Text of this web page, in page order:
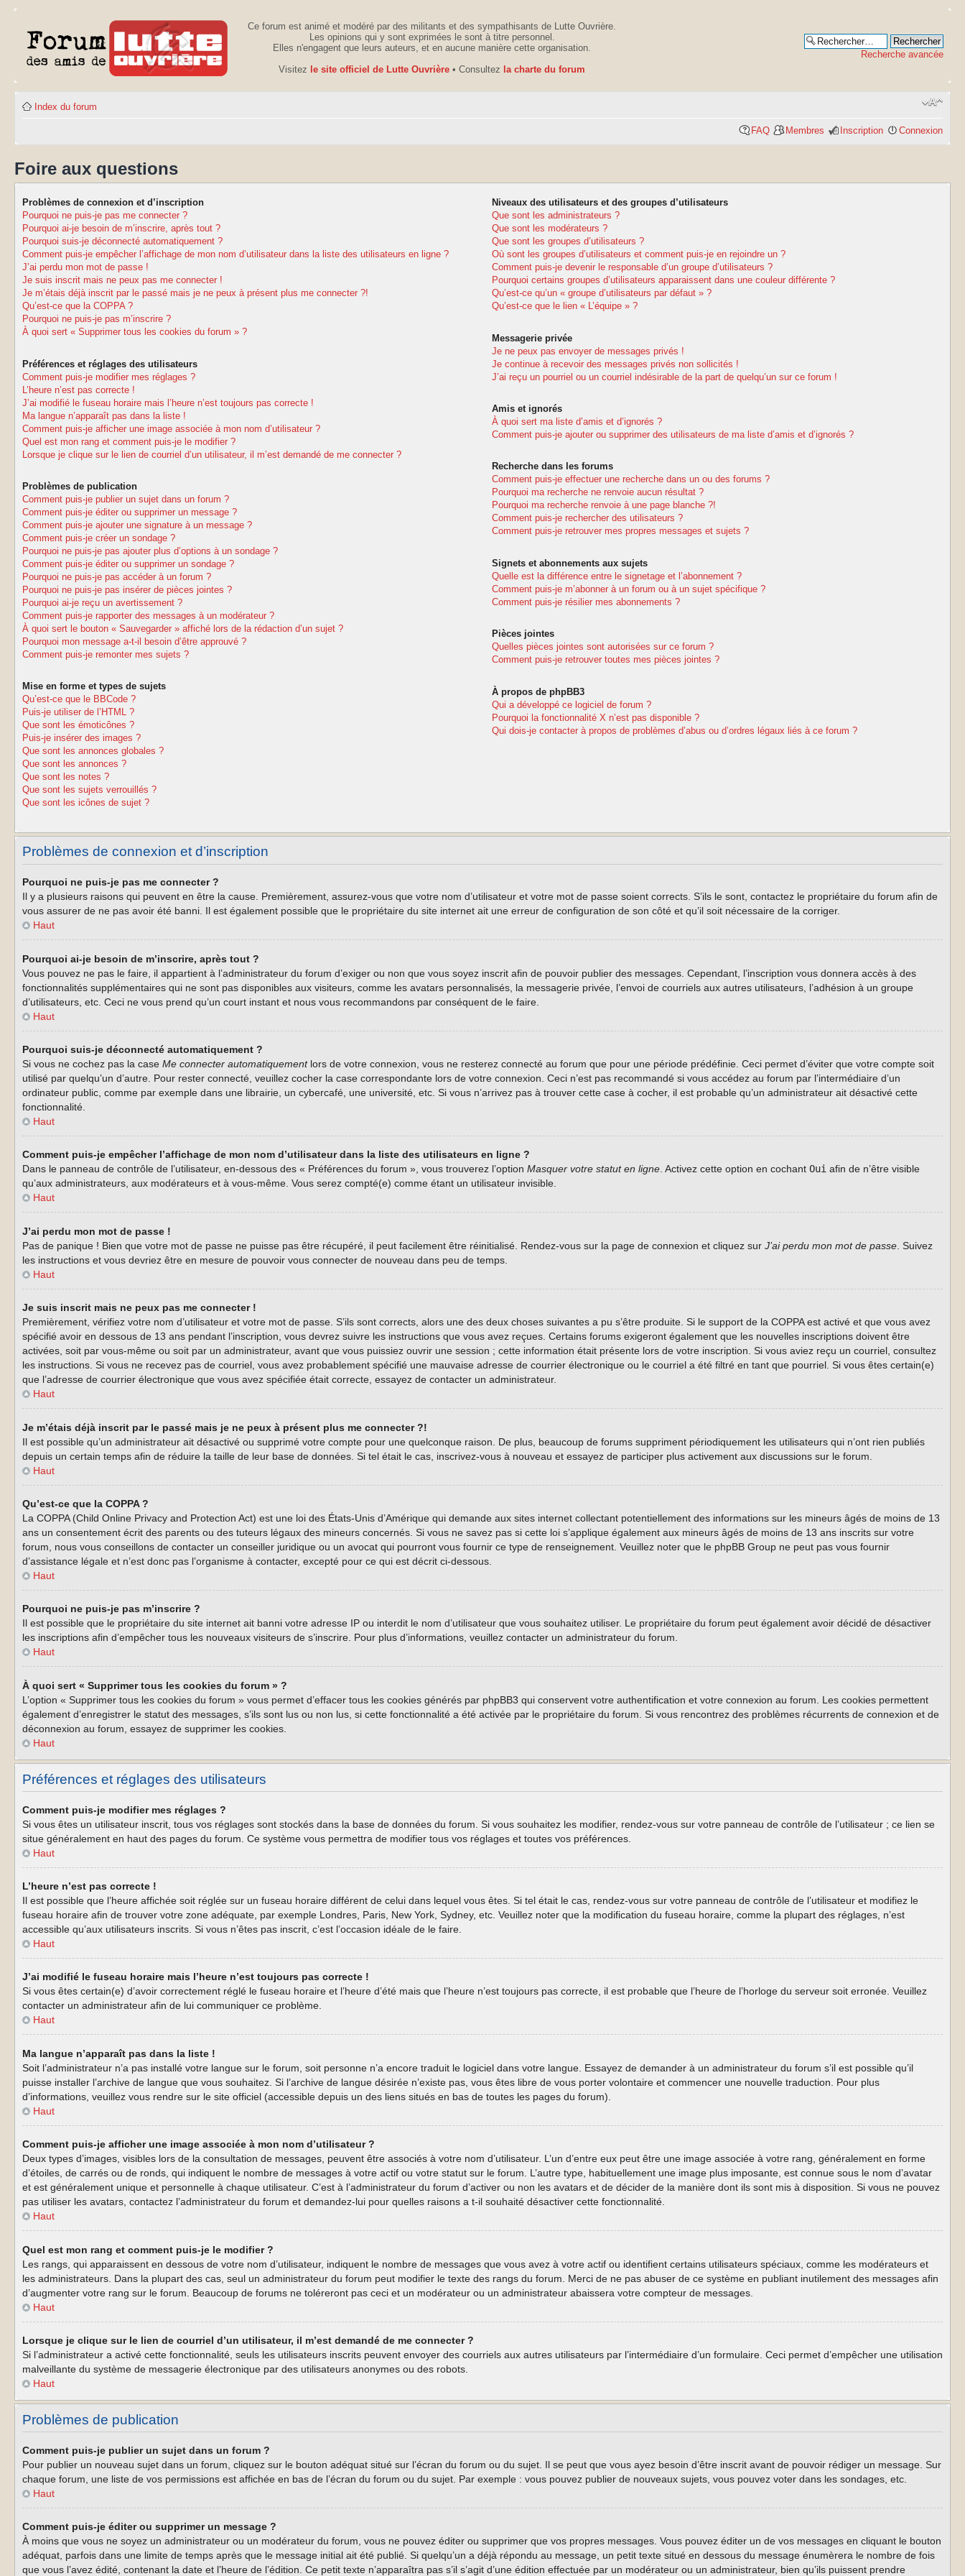
Ce forum est animé et modéré par des militants et des sympathisants de Lutte Ouvrière.
Les opinions qui y sont exprimées le sont à titre personnel.
Elles n'engagent que leurs auteurs, et en aucune manière cette organisation.
Visitez le site officiel de Lutte Ouvrière • Consultez la charte du forum
Recherche avancée
Index du forum
FAQ Membres Inscription Connexion
Foire aux questions
Problèmes de connexion et d’inscription
Pourquoi ne puis-je pas me connecter ?
Pourquoi ai-je besoin de m’inscrire, après tout ?
Pourquoi suis-je déconnecté automatiquement ?
Comment puis-je empêcher l’affichage de mon nom d’utilisateur dans la liste des utilisateurs en ligne ?
J’ai perdu mon mot de passe !
Je suis inscrit mais ne peux pas me connecter !
Je m’étais déjà inscrit par le passé mais je ne peux à présent plus me connecter ?!
Qu’est-ce que la COPPA ?
Pourquoi ne puis-je pas m’inscrire ?
À quoi sert « Supprimer tous les cookies du forum » ?
Préférences et réglages des utilisateurs
Comment puis-je modifier mes réglages ?
L’heure n’est pas correcte !
J’ai modifié le fuseau horaire mais l’heure n’est toujours pas correcte !
Ma langue n’apparaît pas dans la liste !
Comment puis-je afficher une image associée à mon nom d’utilisateur ?
Quel est mon rang et comment puis-je le modifier ?
Lorsque je clique sur le lien de courriel d’un utilisateur, il m’est demandé de me connecter ?
Problèmes de publication
Comment puis-je publier un sujet dans un forum ?
Comment puis-je éditer ou supprimer un message ?
Comment puis-je ajouter une signature à un message ?
Comment puis-je créer un sondage ?
Pourquoi ne puis-je pas ajouter plus d’options à un sondage ?
Comment puis-je éditer ou supprimer un sondage ?
Pourquoi ne puis-je pas accéder à un forum ?
Pourquoi ne puis-je pas insérer de pièces jointes ?
Pourquoi ai-je reçu un avertissement ?
Comment puis-je rapporter des messages à un modérateur ?
À quoi sert le bouton « Sauvegarder » affiché lors de la rédaction d’un sujet ?
Pourquoi mon message a-t-il besoin d’être approuvé ?
Comment puis-je remonter mes sujets ?
Mise en forme et types de sujets
Qu’est-ce que le BBCode ?
Puis-je utiliser de l’HTML ?
Que sont les émoticônes ?
Puis-je insérer des images ?
Que sont les annonces globales ?
Que sont les annonces ?
Que sont les notes ?
Que sont les sujets verrouillés ?
Que sont les icônes de sujet ?
Niveaux des utilisateurs et des groupes d’utilisateurs
Que sont les administrateurs ?
Que sont les modérateurs ?
Que sont les groupes d’utilisateurs ?
Où sont les groupes d’utilisateurs et comment puis-je en rejoindre un ?
Comment puis-je devenir le responsable d’un groupe d’utilisateurs ?
Pourquoi certains groupes d’utilisateurs apparaissent dans une couleur différente ?
Qu’est-ce qu’un « groupe d’utilisateurs par défaut » ?
Qu’est-ce que le lien « L’équipe » ?
Messagerie privée
Je ne peux pas envoyer de messages privés !
Je continue à recevoir des messages privés non sollicités !
J’ai reçu un pourriel ou un courriel indésirable de la part de quelqu’un sur ce forum !
Amis et ignorés
À quoi sert ma liste d’amis et d’ignorés ?
Comment puis-je ajouter ou supprimer des utilisateurs de ma liste d’amis et d’ignorés ?
Recherche dans les forums
Comment puis-je effectuer une recherche dans un ou des forums ?
Pourquoi ma recherche ne renvoie aucun résultat ?
Pourquoi ma recherche renvoie à une page blanche ?!
Comment puis-je rechercher des utilisateurs ?
Comment puis-je retrouver mes propres messages et sujets ?
Signets et abonnements aux sujets
Quelle est la différence entre le signetage et l’abonnement ?
Comment puis-je m’abonner à un forum ou à un sujet spécifique ?
Comment puis-je résilier mes abonnements ?
Pièces jointes
Quelles pièces jointes sont autorisées sur ce forum ?
Comment puis-je retrouver toutes mes pièces jointes ?
À propos de phpBB3
Qui a développé ce logiciel de forum ?
Pourquoi la fonctionnalité X n’est pas disponible ?
Qui dois-je contacter à propos de problèmes d’abus ou d’ordres légaux liés à ce forum ?
Problèmes de connexion et d’inscription
Pourquoi ne puis-je pas me connecter ?
Il y a plusieurs raisons qui peuvent en être la cause. Premièrement, assurez-vous que votre nom d’utilisateur et votre mot de passe soient corrects. S’ils le sont, contactez le propriétaire du forum afin de
vous assurer de ne pas avoir été banni. Il est également possible que le propriétaire du site internet ait une erreur de configuration de son côté et qu’il soit nécessaire de la corriger.
Haut
Pourquoi ai-je besoin de m’inscrire, après tout ?
Vous pouvez ne pas le faire, il appartient à l’administrateur du forum d’exiger ou non que vous soyez inscrit afin de pouvoir publier des messages. Cependant, l’inscription vous donnera accès à des
fonctionnalités supplémentaires qui ne sont pas disponibles aux visiteurs, comme les avatars personnalisés, la messagerie privée, l’envoi de courriels aux autres utilisateurs, l’adhésion à un groupe
d’utilisateurs, etc. Ceci ne vous prend qu’un court instant et nous vous recommandons par conséquent de le faire.
Haut
Pourquoi suis-je déconnecté automatiquement ?
Si vous ne cochez pas la case Me connecter automatiquementlors de votre connexion, vous ne resterez connecté au forum que pour une période prédéfinie. Ceci permet d’éviter que votre compte soit
utilisé par quelqu’un d’autre. Pour rester connecté, veuillez cocher la case correspondante lors de votre connexion. Ceci n’est pas recommandé si vous accédez au forum par l’intermédiaire d’un
ordinateur public, comme par exemple dans une librairie, un cybercafé, une université, etc. Si vous n’arrivez pas à trouver cette case à cocher, il est probable qu’un administrateur ait désactivé cette
fonctionnalité.
Haut
Comment puis-je empêcher l’affichage de mon nom d’utilisateur dans la liste des utilisateurs en ligne ?
Dans le panneau de contrôle de l’utilisateur, en-dessous des « Préférences du forum », vous trouverez l’option Masquer votre statut en ligne. Activez cette option en cochant Oui afin de n’être visible
qu’aux administrateurs, aux modérateurs et à vous-même. Vous serez compté(e) comme étant un utilisateur invisible.
Haut
J’ai perdu mon mot de passe !
Pas de panique ! Bien que votre mot de passe ne puisse pas être récupéré, il peut facilement être réinitialisé. Rendez-vous sur la page de connexion et cliquez sur J’ai perdu mon mot de passe . Suivez
les instructions et vous devriez être en mesure de pouvoir vous connecter de nouveau dans peu de temps.
Haut
Je suis inscrit mais ne peux pas me connecter !
Premièrement, vérifiez votre nom d’utilisateur et votre mot de passe. S’ils sont corrects, alors une des deux choses suivantes a pu s’être produite. Si le support de la COPPA est activé et que vous avez
spécifié avoir en dessous de 13 ans pendant l’inscription, vous devrez suivre les instructions que vous avez reçues. Certains forums exigeront également que les nouvelles inscriptions doivent être
activées, soit par vous-même ou soit par un administrateur, avant que vous puissiez ouvrir une session ; cette information était présente lors de votre inscription. Si vous aviez reçu un courriel, consultez
les instructions. Si vous ne recevez pas de courriel, vous avez probablement spécifié une mauvaise adresse de courrier électronique ou le courriel a été filtré en tant que pourriel. Si vous êtes certain(e)
que l’adresse de courrier électronique que vous avez spécifiée était correcte, essayez de contacter un administrateur.
Haut
Je m’étais déjà inscrit par le passé mais je ne peux à présent plus me connecter ?!
Il est possible qu’un administrateur ait désactivé ou supprimé votre compte pour une quelconque raison. De plus, beaucoup de forums suppriment périodiquement les utilisateurs qui n’ont rien publiés
depuis un certain temps afin de réduire la taille de leur base de données. Si tel était le cas, inscrivez-vous à nouveau et essayez de participer plus activement aux discussions sur le forum.
Haut
Qu’est-ce que la COPPA ?
La COPPA (Child Online Privacy and Protection Act) est une loi des États-Unis d’Amérique qui demande aux sites internet collectant potentiellement des informations sur les mineurs âgés de moins de 13
ans un consentement écrit des parents ou des tuteurs légaux des mineurs concernés. Si vous ne savez pas si cette loi s’applique également aux mineurs âgés de moins de 13 ans inscrits sur votre
forum, nous vous conseillons de contacter un conseiller juridique ou un avocat qui pourront vous fournir ce type de renseignement. Veuillez noter que le phpBB Group ne peut pas vous fournir
d’assistance légale et n’est donc pas l’organisme à contacter, excepté pour ce qui est décrit ci-dessous.
Haut
Pourquoi ne puis-je pas m’inscrire ?
Il est possible que le propriétaire du site internet ait banni votre adresse IP ou interdit le nom d’utilisateur que vous souhaitez utiliser. Le propriétaire du forum peut également avoir décidé de désactiver
les inscriptions afin d’empêcher tous les nouveaux visiteurs de s’inscrire. Pour plus d’informations, veuillez contacter un administrateur du forum.
Haut
À quoi sert « Supprimer tous les cookies du forum » ?
L’option « Supprimer tous les cookies du forum » vous permet d’effacer tous les cookies générés par phpBB3 qui conservent votre authentification et votre connexion au forum. Les cookies permettent
également d’enregistrer le statut des messages, s’ils sont lus ou non lus, si cette fonctionnalité a été activée par le propriétaire du forum. Si vous rencontrez des problèmes récurrents de connexion et de
déconnexion au forum, essayez de supprimer les cookies.
Haut
Préférences et réglages des utilisateurs
Comment puis-je modifier mes réglages ?
Si vous êtes un utilisateur inscrit, tous vos réglages sont stockés dans la base de données du forum. Si vous souhaitez les modifier, rendez-vous sur votre panneau de contrôle de l’utilisateur ; ce lien se
situe généralement en haut des pages du forum. Ce système vous permettra de modifier tous vos réglages et toutes vos préférences.
Haut
L’heure n’est pas correcte !
Il est possible que l’heure affichée soit réglée sur un fuseau horaire différent de celui dans lequel vous êtes. Si tel était le cas, rendez-vous sur votre panneau de contrôle de l’utilisateur et modifiez le
fuseau horaire afin de trouver votre zone adéquate, par exemple Londres, Paris, New York, Sydney, etc. Veuillez noter que la modification du fuseau horaire, comme la plupart des réglages, n’est
accessible qu’aux utilisateurs inscrits. Si vous n’êtes pas inscrit, c’est l’occasion idéale de le faire.
Haut
J’ai modifié le fuseau horaire mais l’heure n’est toujours pas correcte !
Si vous êtes certain(e) d’avoir correctement réglé le fuseau horaire et l’heure d’été mais que l’heure n’est toujours pas correcte, il est probable que l’heure de l’horloge du serveur soit erronée. Veuillez
contacter un administrateur afin de lui communiquer ce problème.
Haut
Ma langue n’apparaît pas dans la liste !
Soit l’administrateur n’a pas installé votre langue sur le forum, soit personne n’a encore traduit le logiciel dans votre langue. Essayez de demander à un administrateur du forum s’il est possible qu’il
puisse installer l’archive de langue que vous souhaitez. Si l’archive de langue désirée n’existe pas, vous êtes libre de vous porter volontaire et commencer une nouvelle traduction. Pour plus
d’informations, veuillez vous rendre sur le site officiel (accessible depuis un des liens situés en bas de toutes les pages du forum).
Haut
Comment puis-je afficher une image associée à mon nom d’utilisateur ?
Deux types d’images, visibles lors de la consultation de messages, peuvent être associés à votre nom d’utilisateur. L’un d’entre eux peut être une image associée à votre rang, généralement en forme
d’étoiles, de carrés ou de ronds, qui indiquent le nombre de messages à votre actif ou votre statut sur le forum. L’autre type, habituellement une image plus imposante, est connue sous le nom d’avatar
et est généralement unique et personnelle à chaque utilisateur. C’est à l’administrateur du forum d’activer ou non les avatars et de décider de la manière dont ils sont mis à disposition. Si vous ne pouvez
pas utiliser les avatars, contactez l’administrateur du forum et demandez-lui pour quelles raisons a t-il souhaité désactiver cette fonctionnalité.
Haut
Quel est mon rang et comment puis-je le modifier ?
Les rangs, qui apparaissent en dessous de votre nom d’utilisateur, indiquent le nombre de messages que vous avez à votre actif ou identifient certains utilisateurs spéciaux, comme les modérateurs et
les administrateurs. Dans la plupart des cas, seul un administrateur du forum peut modifier le texte des rangs du forum. Merci de ne pas abuser de ce système en publiant inutilement des messages afin
d’augmenter votre rang sur le forum. Beaucoup de forums ne toléreront pas ceci et un modérateur ou un administrateur abaissera votre compteur de messages.
Haut
Lorsque je clique sur le lien de courriel d’un utilisateur, il m’est demandé de me connecter ?
Si l’administrateur a activé cette fonctionnalité, seuls les utilisateurs inscrits peuvent envoyer des courriels aux autres utilisateurs par l’intermédiaire d’un formulaire. Ceci permet d’empêcher une utilisation
malveillante du système de messagerie électronique par des utilisateurs anonymes ou des robots.
Haut
Problèmes de publication
Comment puis-je publier un sujet dans un forum ?
Pour publier un nouveau sujet dans un forum, cliquez sur le bouton adéquat situé sur l’écran du forum ou du sujet. Il se peut que vous ayez besoin d’être inscrit avant de pouvoir rédiger un message. Sur
chaque forum, une liste de vos permissions est affichée en bas de l’écran du forum ou du sujet. Par exemple : vous pouvez publier de nouveaux sujets, vous pouvez voter dans les sondages, etc.
Haut
Comment puis-je éditer ou supprimer un message ?
À moins que vous ne soyez un administrateur ou un modérateur du forum, vous ne pouvez éditer ou supprimer que vos propres messages. Vous pouvez éditer un de vos messages en cliquant le bouton
adéquat, parfois dans une limite de temps après que le message initial ait été publié. Si quelqu’un a déjà répondu au message, un petit texte situé en dessous du message énumèrera le nombre de fois
que vous l’avez édité, contenant la date et l’heure de l’édition. Ce petit texte n’apparaîtra pas s’il s’agit d’une édition effectuée par un modérateur ou un administrateur, bien qu’ils puissent prendre